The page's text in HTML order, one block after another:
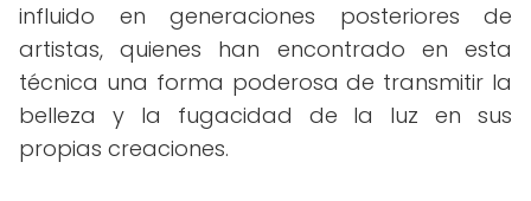
influido en generaciones posteriores de
artistas, quienes han encontrado en esta
técnica una forma poderosa de transmitir la
belleza y la fugacidad de la luz en sus
propias creaciones.